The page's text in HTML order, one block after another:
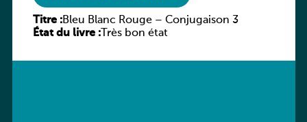
Titre :Bleu Blanc Rouge – Conjugaison 3
État du livre :Très bon état